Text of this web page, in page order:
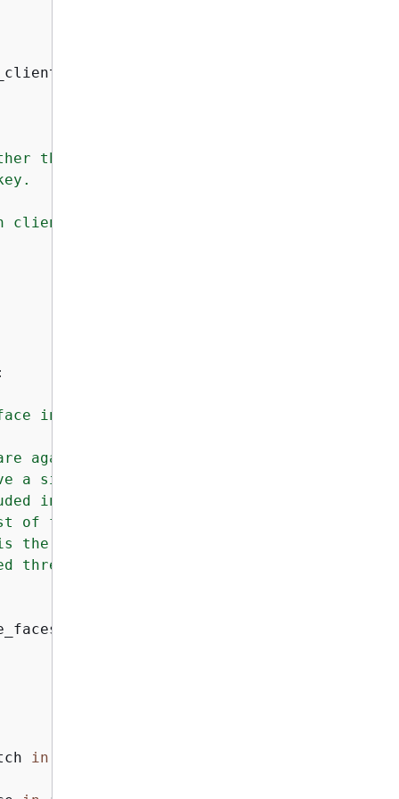
the image bytes or
client.
in the target image.
against.
a similarity value greater
in the results.
of faces that match the
the list of faces that have
threshold.
in